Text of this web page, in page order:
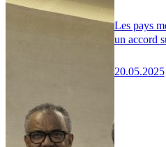
Les pays
un accord
20.05.2025